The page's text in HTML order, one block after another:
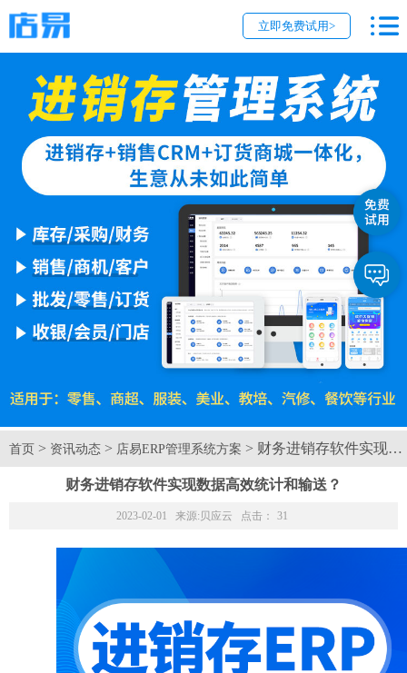
立即免费试用>
首页 > 资讯动态 > 店易ERP管理系统方案 > 财务进销存软件实现
财务进销存软件实现数据高效统计和输送？
2023-02-01 来源: 贝应云 点击： 31